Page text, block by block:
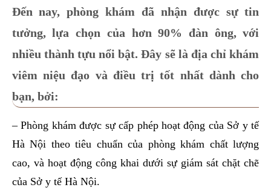
Đến nay, phòng khám đã nhận được sự tin
tưởng, lựa chọn của hơn 90% đàn ông, với
nhiều thành tựu nổi bật. Đây sẽ là địa chỉ khám
viêm niệu đạo và điều trị tốt nhất dành cho
bạn, bởi:
– Phòng khám được sự cấp phép hoạt động của Sở y tế
Hà Nội theo tiêu chuẩn của phòng khám chất lượng
cao, và hoạt động công khai dưới sự giám sát chặt chẽ
của Sở y tế Hà Nội.